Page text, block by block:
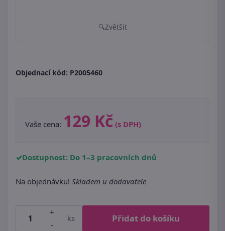
Zvětšit
Objednací kód: P2005460
Vaše cena: 129 Kč (s DPH)
Dostupnost: Do 1–3 pracovních dnů
Na objednávku! Skladem u dodavatele
+
-
ks Přidat do košíku